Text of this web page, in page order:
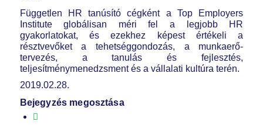
Független HR tanúsító cégként a Top Employers
Institute globálisan méri fel a legjobb HR
gyakorlatokat, és ezekhez képest értékeli a
résztvevőket a tehetséggondozás, a munkaerő-
tervezés, a tanulás és fejlesztés,
teljesítménymenedzsment és a vállalati kultúra terén.
2019.02.28.
Bejegyzés megosztása